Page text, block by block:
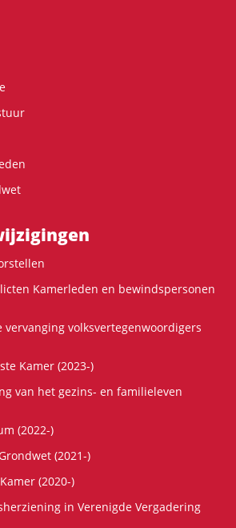
Kamerleden en bewindspersonen
volksvertegenwoordigers
Kamer (2023-)
van het gezins- en familieleven
(2022-)
(2021-)
(2020-)
in Verenigde Vergadering